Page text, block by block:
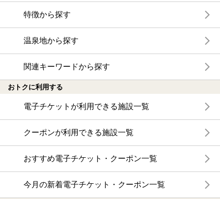
特徴から探す
温泉地から探す
関連キーワードから探す
おトクに利用する
電子チケットが利用できる施設一覧
クーポンが利用できる施設一覧
おすすめ電子チケット・クーポン一覧
今月の新着電子チケット・クーポン一覧